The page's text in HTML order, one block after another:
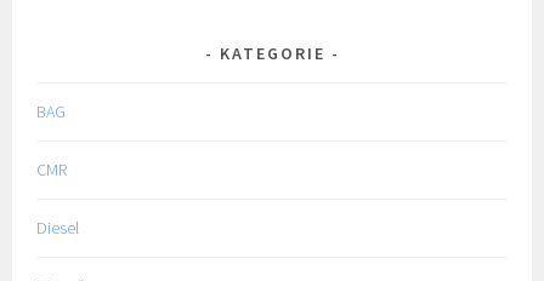
KATEGORIE
BAG
CMR
Diesel